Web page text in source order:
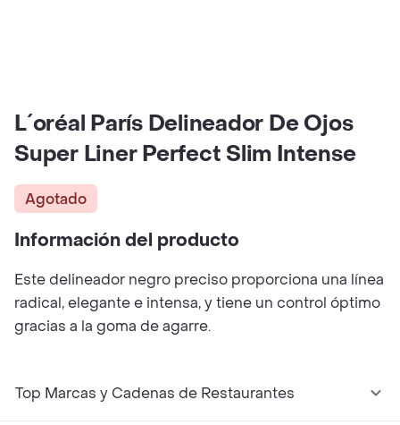
L´oréal París Delineador De Ojos
Super Liner Perfect Slim Intense
Agotado
Información del producto
Este delineador negro preciso proporciona una línea
radical, elegante e intensa, y tiene un control óptimo
gracias a la goma de agarre.
Top Marcas y Cadenas de Restaurantes